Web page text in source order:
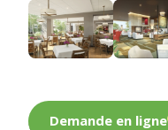
Demande en ligne